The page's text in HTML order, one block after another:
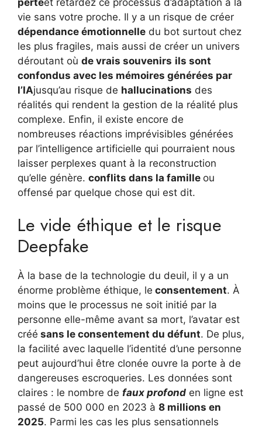
vie sans votre proche. Il y a un risque de créer
dépendance émotionnelle du bot surtout chez
les plus fragiles, mais aussi de créer un univers
déroutant où de vrais souvenirs ils sont
confondus avec les mémoires générées par
l’IAjusqu’au risque de hallucinations des
réalités qui rendent la gestion de la réalité plus
complexe. Enfin, il existe encore de
nombreuses réactions imprévisibles générées
par l’intelligence artificielle qui pourraient nous
laisser perplexes quant à la reconstruction
qu’elle génère. conflits dans la famille ou
offensé par quelque chose qui est dit.
Le vide éthique et le risque
Deepfake
À la base de la technologie du deuil, il y a un
énorme problème éthique, le consentement. À
moins que le processus ne soit initié par la
personne elle-même avant sa mort, l’avatar est
créé sans le consentement du défunt. De plus,
la facilité avec laquelle l’identité d’une personne
peut aujourd’hui être clonée ouvre la porte à de
dangereuses escroqueries. Les données sont
claires : le nombre de faux profond en ligne est
passé de 500 000 en 2023 à 8 millions en
2025. Parmi les cas les plus sensationnels